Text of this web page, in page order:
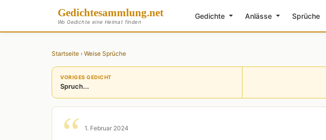
Gedichtesammlung.net
Wo Gedichte eine Heimat finden
Gedichte Anlässe Sprüche
Startseite › Weise Sprüche
VORIGES GEDICHT
Spruch...
1. Februar 2024